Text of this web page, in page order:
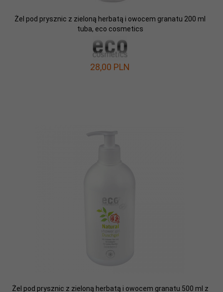
Żel pod prysznic z zieloną herbatą i owocem granatu 200 ml
tuba, eco cosmetics
28,00 PLN
Żel pod prysznic z zieloną herbatą i owocem granatu 500 ml z